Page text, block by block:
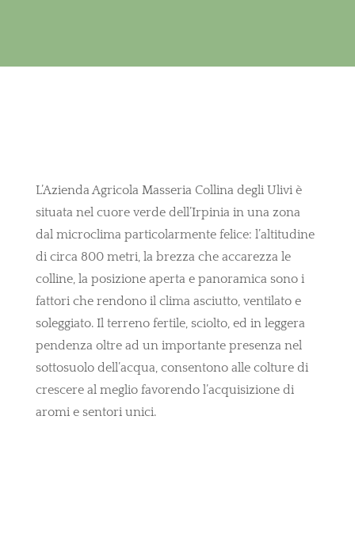
L’Azienda Agricola Masseria Collina degli Ulivi è
situata nel cuore verde dell’Irpinia in una zona
dal microclima particolarmente felice: l’altitudine
di circa 800 metri, la brezza che accarezza le
colline, la posizione aperta e panoramica sono i
fattori che rendono il clima asciutto, ventilato e
soleggiato. Il terreno fertile, sciolto, ed in leggera
pendenza oltre ad un importante presenza nel
sottosuolo dell’acqua, consentono alle colture di
crescere al meglio favorendo l’acquisizione di
aromi e sentori unici.